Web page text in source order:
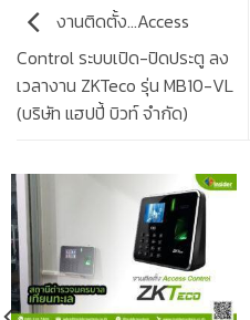
งานติดตั้ง…Access
Control ระบบเปิด-ปิดประตู ลง
เวลางาน ZKTeco รุ่น MB10-VL
(บริษัท แฮปปี้ บิวท์ จำกัด)